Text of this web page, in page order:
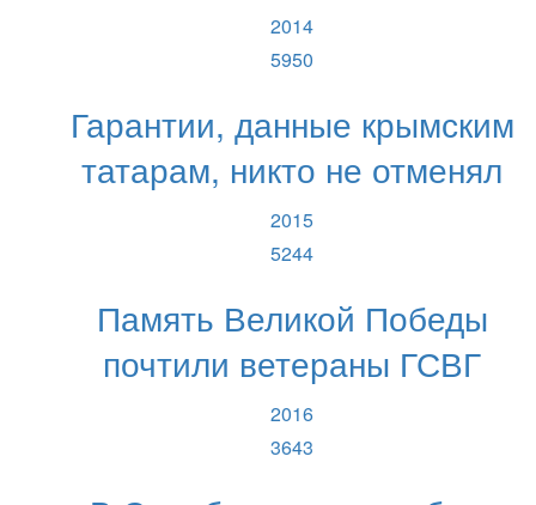
2014
5950
Гарантии, данные крымским
татарам, никто не отменял
2015
5244
Память Великой Победы
почтили ветераны ГСВГ
2016
3643